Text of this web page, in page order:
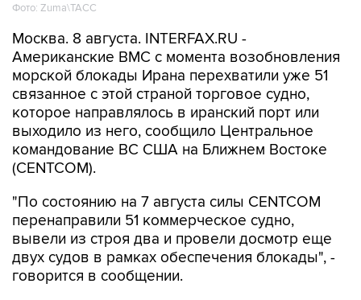
Фото: Zuma\ТАСС
Москва. 8 августа. INTERFAX.RU -
Американские ВМС с момента возобновления
морской блокады Ирана перехватили уже 51
связанное с этой страной торговое судно,
которое направлялось в иранский порт или
выходило из него, сообщило Центральное
командование ВС США на Ближнем Востоке
(CENTCOM).
"По состоянию на 7 августа силы CENTCOM
перенаправили 51 коммерческое судно,
вывели из строя два и провели досмотр еще
двух судов в рамках обеспечения блокады", -
говорится в сообщении.